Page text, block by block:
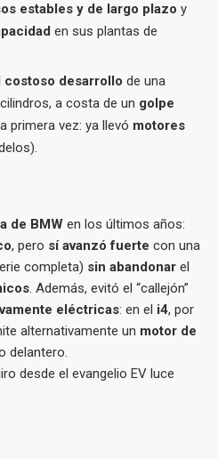
estables y de largo plazo y
en sus plantas de
costoso desarrollo de una
a costa de un golpe
primera vez: ya llevó motores
de BMW en los últimos años:
, pero sí avanzó fuerte con una
completa) sin abandonar el
. Además, evitó el “callejón”
eléctricas: en el i4, por
alternativamente un motor de
delantero.
desde el evangelio EV luce